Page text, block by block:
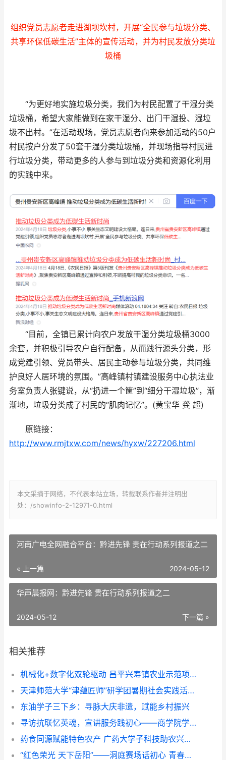
组织党员志愿者走进湖坝坎村，开展“全民参与垃圾分类、
共享环保低碳生活”主体的宣传活动，并为村民发放分类垃
圾桶
“为更好地实施垃圾分类，我们为村民配置了干湿分类
垃圾桶，希望大家能做到在家干湿分、出门干湿投、湿垃
圾不出村。”在活动现场，党员志愿者向来参加活动的50户
村民按户分发了50套干湿分类垃圾桶，并现场指导村民进
行垃圾分类，带动更多的人参与到垃圾分类和资源化利用
的实践中来。
“目前，全镇已累计向农户发放干湿分类垃圾桶3000
余套，并积极引导农户自行配备，从而践行源头分类，形
成党建引领、党员带头、居民主动参与垃圾分类，共同维
护良好人居环境的氛围。”高峰镇村镇建设服务中心执法业
务室负责人张键说，从“扔进一个筐”到“细分干湿垃圾”，渐
渐地，垃圾分类成了村民的“肌肉记忆”。(黄宝华 龚 超)
原链接：
http://www.rmjtxw.com/news/hyxw/227206.html
本文采摘于网络，不代表本站立场，转载联系作者并注明出
处：/showinfo-2-12971-0.html
河南广电全网融合平台：黔进先锋 贵在行动系列报道之二
« 上一篇 2024-05-12
华声晨报网：黔进先锋 贵在行动系列报道之二
下一篇 »
2024-05-12
相关推荐
机械化+数字化双轮驱动 昌平兴寿镇农业示范项目展示培训成果
天津师范大学“津蕴匠师”研学团暑期社会实践活动纪实
东油学子三下乡：寻脉大庆非遗，赋能乡村振兴
寻访抗联忆英魂，宣讲服务践初心——商学院学生团队三下乡纪实
药食同源赋能特色农产 广药大学子科技助农兴乡——广东药科大学中药学院“紫酝兴乡”突击队赴云浮市天堂镇开展暑期三下乡实践
“红色荣光 天下岳阳”——洞庭赛场话初心 青春作品传家国